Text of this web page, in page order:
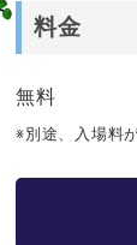
料金
無料
※別途、入場料